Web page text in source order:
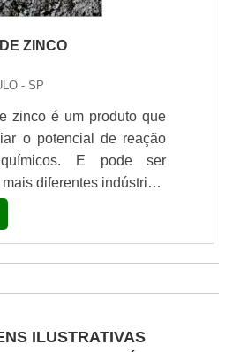
contato com um dos
ZINCO
- SP
zinco é um produto que
o potencial de reação
E pode ser
diferentes indústrias,
Alimentícia;
e vernizes.Esse tipo
um alto nível de
que, até o
ILUSTRATIVAS